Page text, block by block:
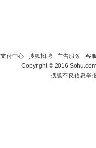
支付中心 - 搜狐招聘 - 广告服务 - 客
Copyright©2016
搜狐不良信息举